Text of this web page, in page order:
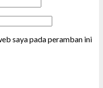
saya pada peramban ini